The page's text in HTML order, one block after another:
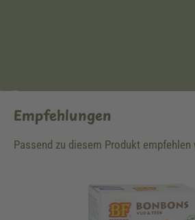
Empfehlungen
Passend zu diesem Produkt empfehlen